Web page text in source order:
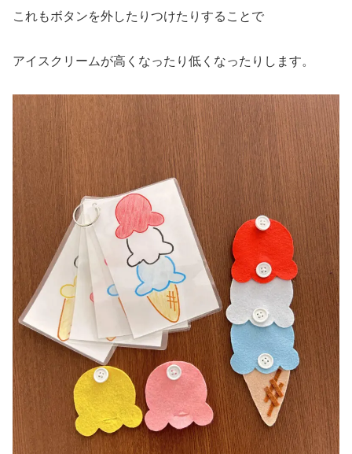
これもボタンを外したりつけたりすることで
アイスクリームが高くなったり低くなったりします。